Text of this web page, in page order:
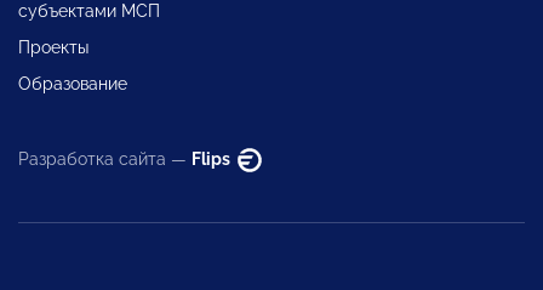
субъектами МСП
Проекты
Образование
Разработка сайта — Flips